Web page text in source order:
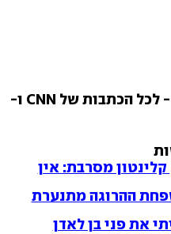
- לכל הכתבות של CNN ו-
קלינטון מסרבת: אין
ההרוגה מתנערת
את פני בן לאדן